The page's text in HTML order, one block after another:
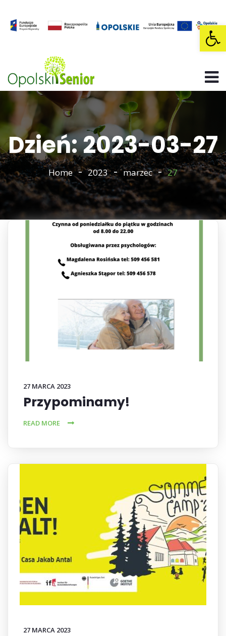
Dzień: 2023-03-27
Home 2023 marzec 27
27 MARCA 2023
Przypominamy!
READ MORE
27 MARCA 2023